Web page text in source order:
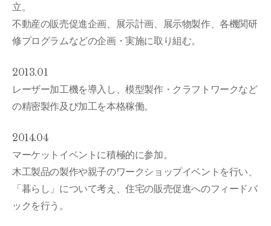
立。
不動産の販売促進企画、展示計画、展示物製作、各機関研
修プログラムなどの企画・実施に取り組む。
2013.01
レーザー加工機を導入し、模型製作・クラフトワークなど
の精密製作及び加工を本格稼働。
2014.04
マーケットイベントに積極的に参加。
木工製品の製作や親子のワークショップイベントを行い、
「暮らし」について考え、住宅の販売促進へのフィードバ
ックを行う。